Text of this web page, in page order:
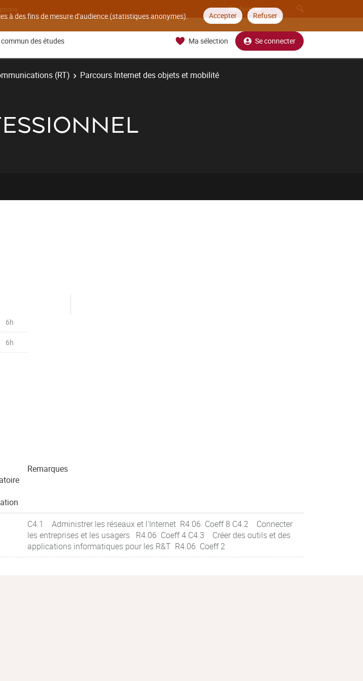
à des fins de mesure d'audience (statistiques anonymes). Accepter Refuser
des études Ma sélection Se connecter
(RT)
Parcours Internet des objets et mobilité
6h
6h
Remarques
C4.1 Administrer les réseaux et l'Internet R4.06 Coeff 8 C4.2 Connecter
les entreprises et les usagers R4.06 Coeff 4 C4.3 Créer des outils et des
applications informatiques pour les R&T R4.06 Coeff 2